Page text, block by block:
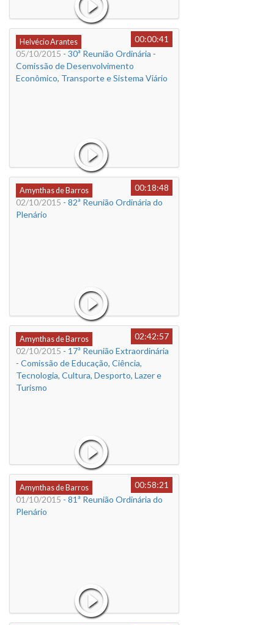
Helvécio Arantes
00:00:41
05/10/2015 - 30ª Reunião Ordinária -
Comissão de Desenvolvimento
Econômico, Transporte e Sistema Viário
Amynthas de Barros
00:18:48
02/10/2015 - 82ª Reunião Ordinária do
Plenário
Amynthas de Barros
02:42:57
02/10/2015 - 17ª Reunião Extraordinária
- Comissão de Educação, Ciência,
Tecnologia, Cultura, Desporto, Lazer e
Turismo
Amynthas de Barros
00:58:21
01/10/2015 - 81ª Reunião Ordinária do
Plenário